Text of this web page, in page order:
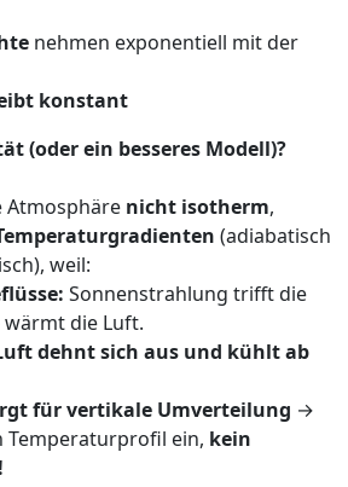
nehmen exponentiell mit der
konstant
(oder ein besseres Modell)?
Atmosphäre nicht isotherm,
(adiabatisch
weil:
Sonnenstrahlung trifft die
die Luft.
dehnt sich aus und kühlt ab
für vertikale Umverteilung →
Temperaturprofil ein, kein